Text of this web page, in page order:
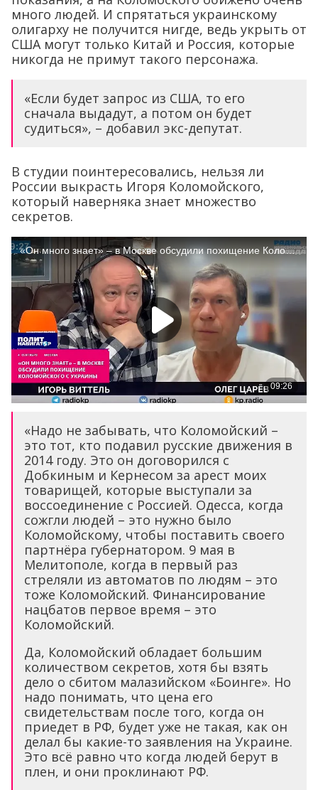
много людей. И спрятаться украинскому
олигарху не получится нигде, ведь укрыть от
США могут только Китай и Россия, которые
никогда не примут такого персонажа.
«Если будет запрос из США, то его
сначала выдадут, а потом он будет
судиться», – добавил экс-депутат.
В студии поинтересовались, нельзя ли
России выкрасть Игоря Коломойского,
который наверняка знает множество
секретов.
«Надо не забывать, что Коломойский –
это тот, кто подавил русские движения в
2014 году. Это он договорился с
Добкиным и Кернесом за арест моих
товарищей, которые выступали за
воссоединение с Россией. Одесса, когда
сожгли людей – это нужно было
Коломойскому, чтобы поставить своего
партнёра губернатором. 9 мая в
Мелитополе, когда в первый раз
стреляли из автоматов по людям – это
тоже Коломойский. Финансирование
нацбатов первое время – это
Коломойский.
Да, Коломойский обладает большим
количеством секретов, хотя бы взять
дело о сбитом малазийском «Боинге». Но
надо понимать, что цена его
свидетельствам после того, когда он
приедет в РФ, будет уже не такая, как он
делал бы какие-то заявления на Украине.
Это всё равно что когда людей берут в
плен, и они проклинают РФ.